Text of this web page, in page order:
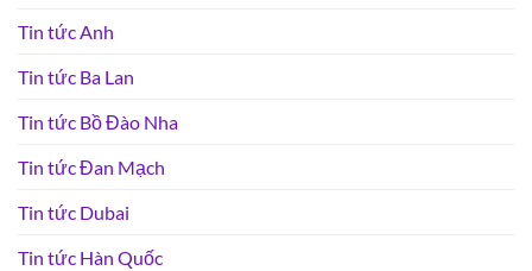
Tin tức Anh
Tin tức Ba Lan
Tin tức Bồ Đào Nha
Tin tức Đan Mạch
Tin tức Dubai
Tin tức Hàn Quốc